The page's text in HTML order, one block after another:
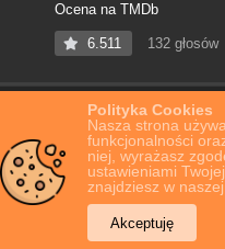
Polityka Cookies
Nasza strona
funkcjonalności
niej, wyrażasz
ustawieniami
znajdziesz w
Akceptuję
Ocena na TMDb
6.511 132 głosów
Film Online